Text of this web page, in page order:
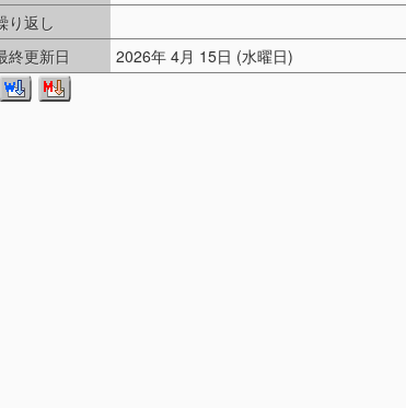
り返し
終更新日
2026年 4月 15日 (水曜日)